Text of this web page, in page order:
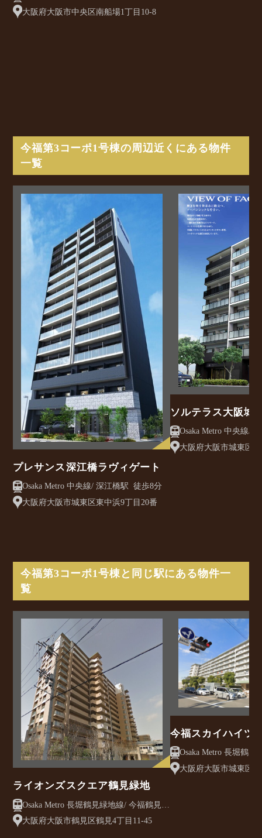
大阪府大阪市中央区南船場1丁目10-8
今福第3コーポ1号棟の周辺近くにある物件
一覧
プレサンス深江橋ラヴィゲート
Osaka Metro 中央線/ 深江橋駅 徒歩8分
大阪府大阪市城東区東中浜9丁目20番
ソルテラス大阪城
大阪府大阪市城東区
今福第3コーポ1号棟と同じ駅にある物件一
覧
ライオンズスクエア鶴見緑地
Osaka Metro 長堀鶴見緑地線/ 今福鶴見
駅 徒歩6分
大阪府大阪市鶴見区鶴見4丁目11-45
今福スカイハイツ
Osaka Metro 長堀鶴見緑地線/
駅 徒歩7分
大阪府大阪市城東区